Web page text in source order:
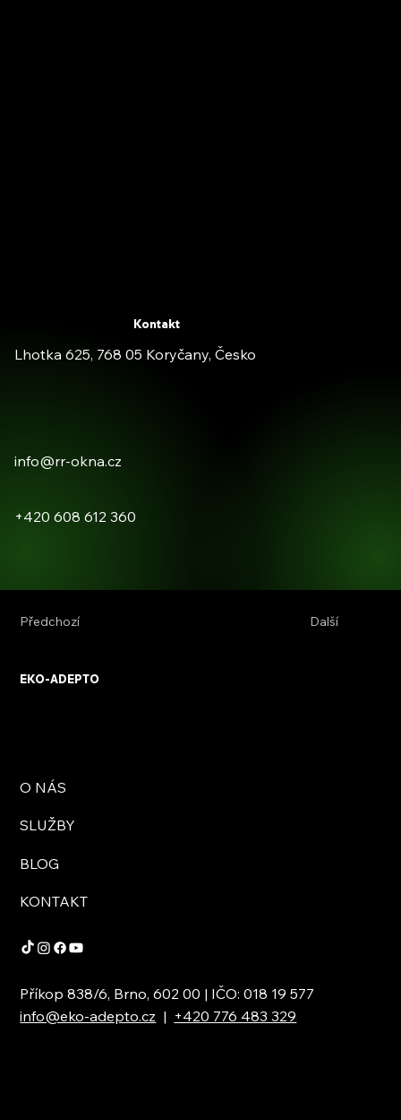
Další
Předchozí
+420 608 612 360
Kontakt
Lhotka 625, 768 05 Koryčany, Česko
info@rr-okna.cz
EKO-ADEPTO
O NÁS
SLUŽBY
BLOG
KONTAKT
Příkop 838/6, Brno, 602 00 | IČO: 018 19 577
info@eko-adepto.cz | +420 776 483 329